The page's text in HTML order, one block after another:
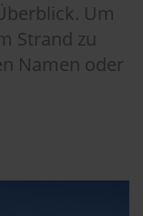
Um
Strand zu
Namen oder